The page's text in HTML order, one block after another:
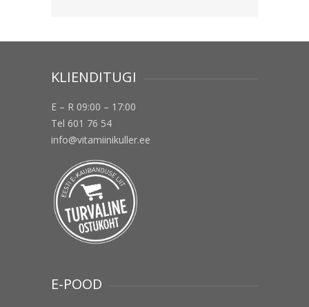
KLIENDITUGI
E – R 09:00 – 17:00
Tel 601 76 54
info@vitamiinikuller.ee
E-POOD